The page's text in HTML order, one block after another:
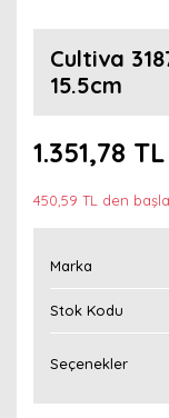
Cultiva
15.5cm
1.351,78 TL
450,59 TL den
Marka
Stok Kodu
Seçenekler